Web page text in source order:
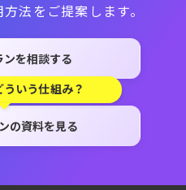
法をご提案します。
を相談する
いう仕組み？
の資料を見る